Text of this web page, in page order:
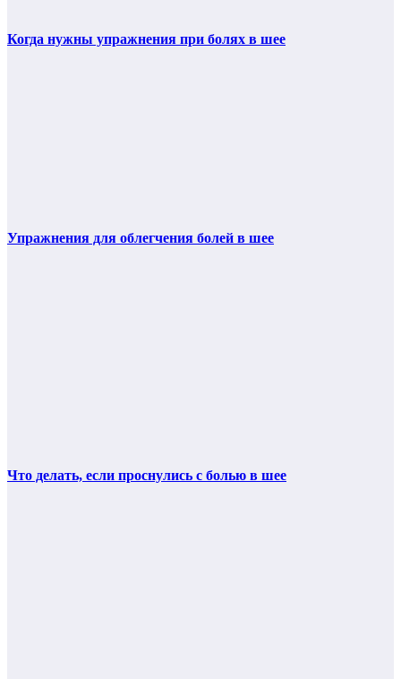
Когда нужны упражнения при болях в шее
Упражнения для облегчения болей в шее
Что делать, если проснулись с болью в шее